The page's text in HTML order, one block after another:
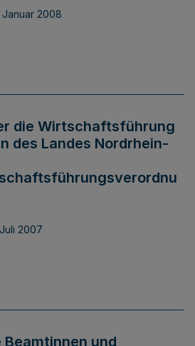
Januar 2008
die Wirtschaftsführung
des Landes Nordrhein-
Juli 2007
und